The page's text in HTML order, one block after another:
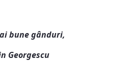
bune gânduri,
Georgescu